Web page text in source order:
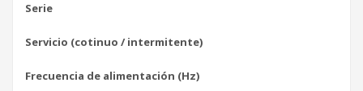
Serie
Servicio (cotinuo / intermitente)
Frecuencia de alimentación (Hz)